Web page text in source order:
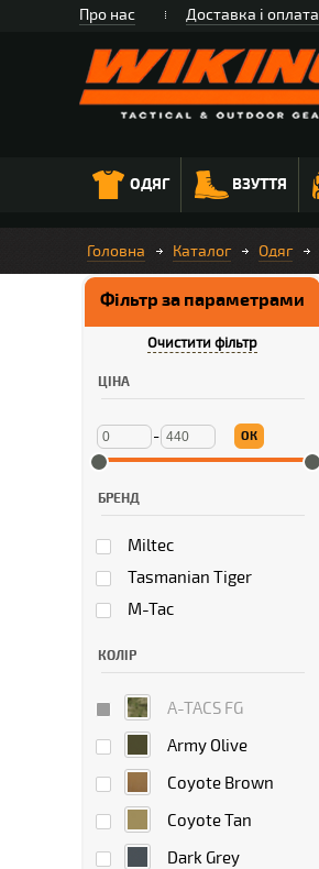
Про нас Доставка і оплата
ОДЯГ ВЗУТТЯ
Головна Каталог Одяг
Фільтр за параметрами
Очистити фільтр
ЦІНА
- ОК
БРЕНД
Miltec
Tasmanian Tiger
M-Tac
КОЛІР
A-TACS FG
Army Olive
Coyote Brown
Coyote Tan
Dark Grey